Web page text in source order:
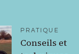
PRATIQUE
Conseils et